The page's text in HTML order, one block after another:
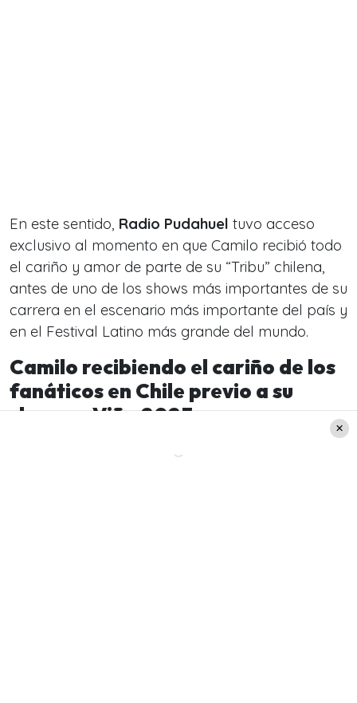
En este sentido, Radio Pudahuel tuvo acceso
exclusivo al momento en que Camilo recibió todo
el cariño y amor de parte de su “Tribu” chilena,
antes de uno de los shows más importantes de su
carrera en el escenario más importante del país y
en el Festival Latino más grande del mundo.
Camilo recibiendo el cariño de los
fanáticos en Chile previo a su
show en Viña 2023